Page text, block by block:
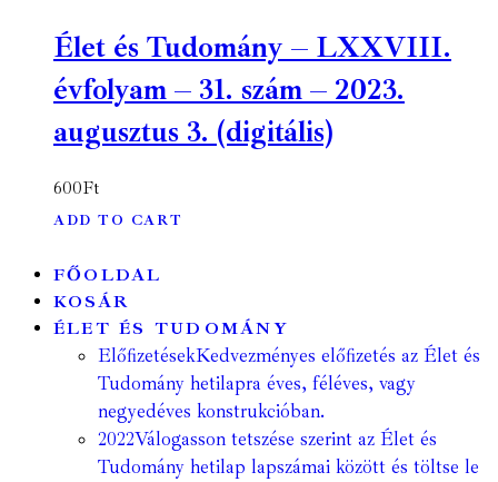
Élet és Tudomány – LXXVIII.
évfolyam – 31. szám – 2023.
augusztus 3. (digitális)
600Ft
ADD TO CART
FŐOLDAL
KOSÁR
ÉLET ÉS TUDOMÁNY
ElőfizetésekKedvezményes előfizetés az Élet és
Tudomány hetilapra éves, féléves, vagy
negyedéves konstrukcióban.
2022Válogasson tetszése szerint az Élet és
Tudomány hetilap lapszámai között és töltse le